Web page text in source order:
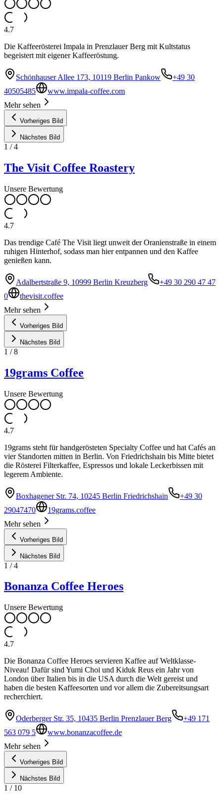
4.7
Die Kaffeerösterei Impala in Prenzlauer Berg mit Kultstatus
begeistert mit eigener Kaffeeröstung.
Schönhauser Allee 173, 10119 Berlin Pankow
+49 30
40505485
www.impala-coffee.com
Mehr sehen
Vorheriges Bild
Nächstes Bild
1 /4
The Visit Coffee Roastery
Unsere Bewertung
4.7
Das trendige Café The Visit liegt unweit der Oranienstraße in einem
ruhigen Hinterhof, sodass man hier entpannen und den Kaffee
genießen kann.
Adalbertstraße 9, 10999 Berlin Kreuzberg
+49 30 290 47 47
0
thevisit.coffee
Mehr sehen
Vorheriges Bild
Nächstes Bild
1 /8
19grams Coffee
Unsere Bewertung
4.7
19grams steht für handgerösteten Specialty Coffee und hat Cafés an
vier Standorten mitten in Berlin. Von Friedrichshain bis Mitte bietet
die Rösterei Filterkaffee, Espressos und lokale Leckerbissen mit
legerem Ambiente.
Boxhagener Str. 74, 10245 Berlin Friedrichshain
+49 30
29047470
19grams.coffee
Mehr sehen
Vorheriges Bild
Nächstes Bild
1 /4
Bonanza Coffee Heroes
Unsere Bewertung
4.7
Die Bonanza Coffee Heroes servieren Kaffee auf Weltklasse-
Niveau! Dafür sind Yumi Choi und Kiduk Reus ein Jahr von
London über Italien bis in die USA durch die Welt gereist und
haben die besten Kaffeesorten und vor allem die Zubereitsungsart
recherchiert.
Oderberger Str. 35, 10435 Berlin Prenzlauer Berg
+49 171
563 079 5
www.bonanzacoffee.de
Mehr sehen
Vorheriges Bild
Nächstes Bild
1 / 10